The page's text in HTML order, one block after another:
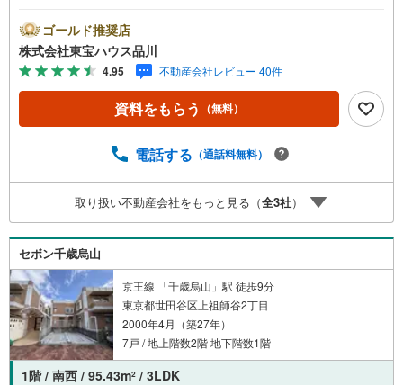
hoo！ 不動産キャンペーン対象店舗】当店で物件を成約す
るとPayPayボーナスライトがもらえる「Yahoo！ 不動産
物件ご成約キャンペーン」の対象になります。「資料をも
らう」「見学予約をする」ボタンからお問い合わせくださ
い。※必ずYahoo！ JAPAN IDでログインしてください。※P
ayPayボーナスライトは出金と譲渡はできません。ご案
問い合わせも常時受け付けております！お気軽にお問い合
ゴールド推奨店
株式会社東宝ハウス品川
4.95 不動産会社レビュー 40件
資料をもらう （無料）
電話する （通話料無料）
取り扱い不動産会社をもっと見る（全3社）
セボン千歳烏山
京王線 「千歳烏山」駅 徒歩9分
東京都世田谷区上祖師谷2丁目
2000年4月（築27年）
7戸 / 地上階数2階 地下階数1階
1階 / 南西 / 95.43m2 / 3LDK